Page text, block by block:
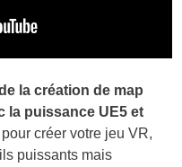
la création de map
la puissance UE5 et
créer votre jeu VR,
puissants mais